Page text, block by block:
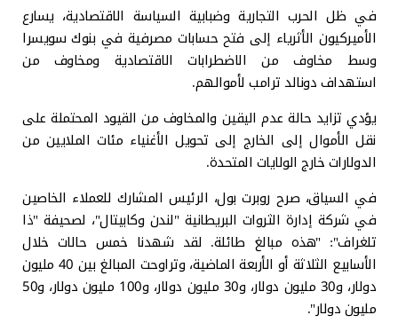
في ظل الحرب التجارية وضبابية السياسة الاقتصادية، يسارع
الأميركيون الأثرياء إلى فتح حسابات مصرفية في بنوك سويسرا
وسط مخاوف من الاضطرابات الاقتصادية ومخاوف من
استهداف دونالد ترامب لأموالهم.
يؤدي تزايد حالة عدم اليقين والمخاوف من القيود المحتملة على
نقل الأموال إلى الخارج إلى تحويل الأغنياء مئات الملايين من
الدولارات خارج الولايات المتحدة.
في السياق، صرح روبرت بول، الرئيس المشارك للعملاء الخاصين
في شركة إدارة الثروات البريطانية "لندن وكابيتال"، لصحيفة "ذا
تلغراف": "هذه مبالغ طائلة. لقد شهدنا خمس حالات خلال
الأسابيع الثلاثة أو الأربعة الماضية، وتراوحت المبالغ بين 40 مليون
دولار، و30 مليون دولار، و30 مليون دولار، و100 مليون دولار، و50
مليون دولار".